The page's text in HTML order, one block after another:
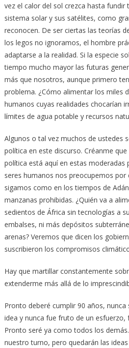
vez el calor del sol crezca hasta fundir
sistema solar y sus satélites, como
reconocen. De ser ciertas las teorías
los legos no ignoramos, el hombre
adaptarse a la realidad. Si la especie
tiempo mucho mayor las futuras
más que nosotros, aunque primero
problema. ¿Cómo alimentar los miles
humanos cuyas realidades chocarían
límites de agua potable y recursos
Algunos o tal vez muchos de ustedes
política en este discurso. Créanme
política está aquí en estas moderadas
seres humanos nos preocupemos por
sigamos como en los tiempos de
manzanas prohibidas. ¿Quién va a
sedientos de África sin tecnologías a
embalses, ni más depósitos
arenas? Veremos que dicen los
suscribieron los compromisos
Hay que martillar constantemente
extenderme más allá de lo
Pronto deberé cumplir 90 años,
idea y nunca fue fruto de un esfuerzo,
Pronto seré ya como todos los
nuestro turno, pero quedarán las